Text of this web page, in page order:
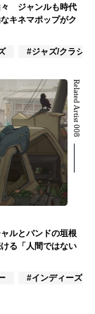
々 ジャンルも時代
キネマポップがク
#ジャズ/クラシッ
Related Artist 008
ルとバンドの垣根
る「人間ではない
#インディーズ